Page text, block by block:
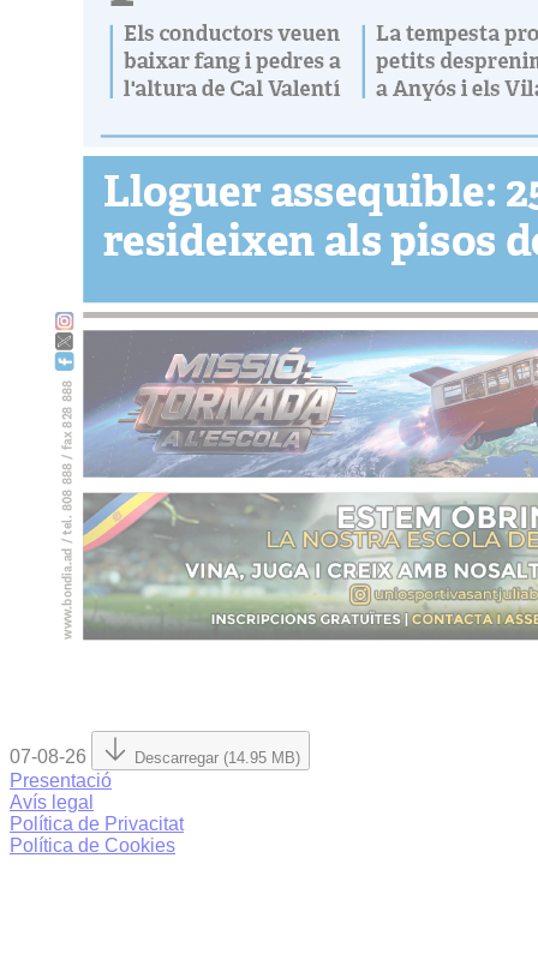
07-08-26 Descarregar (14.95 MB)
Presentació
Avís legal
Política de Privacitat
Política de Cookies